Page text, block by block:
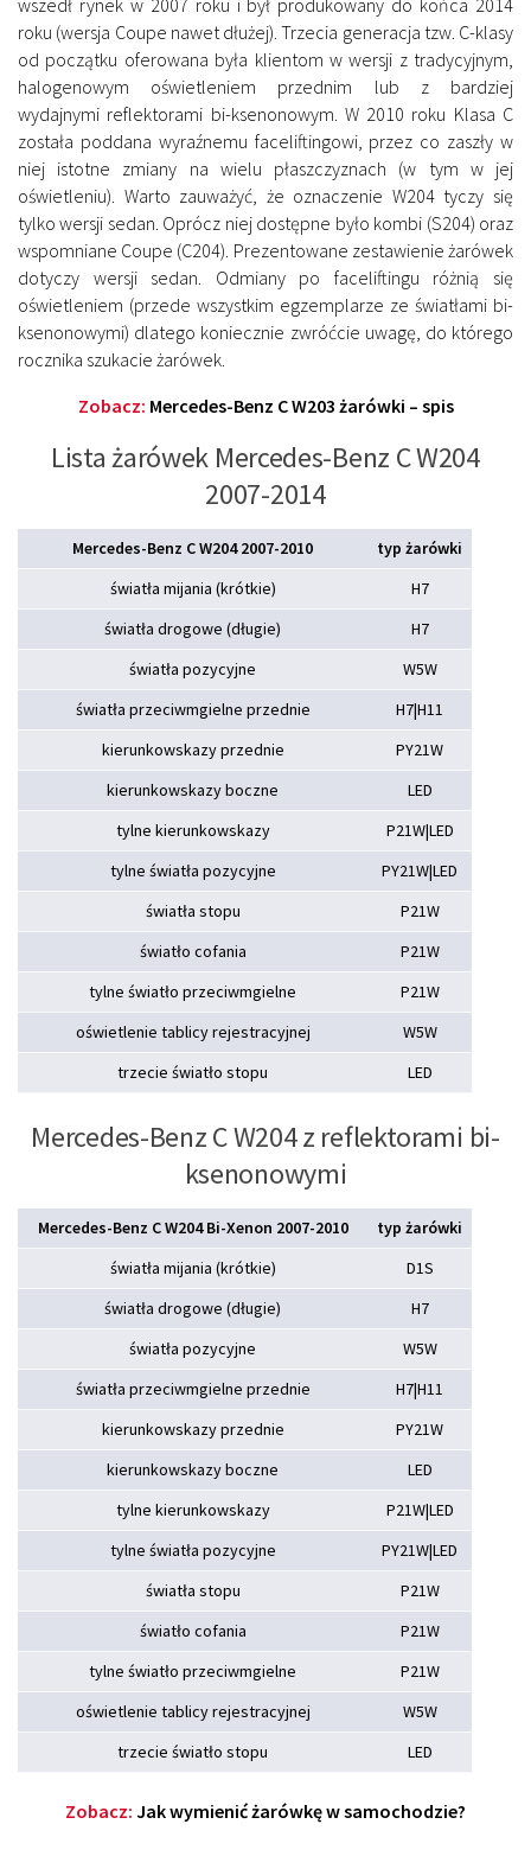
roku (wersja Coupe nawet dłużej). Trzecia generacja tzw. C-klasy
od początku oferowana była klientom w wersji z tradycyjnym,
halogenowym oświetleniem przednim lub z bardziej
wydajnymi reflektorami bi-ksenonowym. W 2010 roku Klasa C
została poddana wyraźnemu faceliftingowi, przez co zaszły w
niej istotne zmiany na wielu płaszczyznach (w tym w jej
oświetleniu). Warto zauważyć, że oznaczenie W204 tyczy się
tylko wersji sedan. Oprócz niej dostępne było kombi (S204) oraz
wspomniane Coupe (C204). Prezentowane zestawienie żarówek
dotyczy wersji sedan. Odmiany po faceliftingu różnią się
oświetleniem (przede wszystkim egzemplarze ze światłami bi-
ksenonowymi) dlatego koniecznie zwróćcie uwagę, do którego
rocznika szukacie żarówek.
Zobacz: Mercedes-Benz C W203 żarówki – spis
Lista żarówek Mercedes-Benz C W204
2007-2014
Mercedes-Benz C W204 2007-2010
typ żarówki
światła mijania (krótkie)
H7
światła drogowe (długie)
H7
światła pozycyjne
W5W
światła przeciwmgielne przednie
H7|H11
kierunkowskazy przednie
PY21W
kierunkowskazy boczne
LED
tylne kierunkowskazy
P21W|LED
tylne światła pozycyjne
PY21W|LED
światła stopu
P21W
światło cofania
P21W
tylne światło przeciwmgielne
P21W
oświetlenie tablicy rejestracyjnej
W5W
trzecie światło stopu
LED
Mercedes-Benz C W204 z reflektorami bi-
ksenonowymi
Mercedes-Benz C W204 Bi-Xenon 2007-2010
typ żarówki
światła mijania (krótkie)
D1S
światła drogowe (długie)
H7
światła pozycyjne
W5W
światła przeciwmgielne przednie
H7|H11
kierunkowskazy przednie
PY21W
kierunkowskazy boczne
LED
tylne kierunkowskazy
P21W|LED
tylne światła pozycyjne
PY21W|LED
światła stopu
P21W
światło cofania
P21W
tylne światło przeciwmgielne
P21W
oświetlenie tablicy rejestracyjnej
W5W
trzecie światło stopu
LED
Zobacz: Jak wymienić żarówkę w samochodzie?